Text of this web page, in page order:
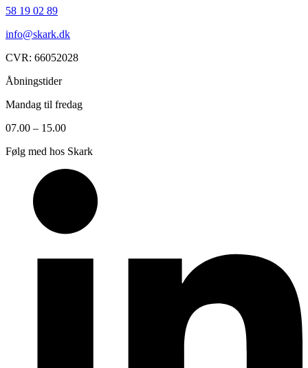
58 19 02 89
info@skark.dk
CVR: 66052028
Åbningstider
Mandag til fredag
07.00 – 15.00
Følg med hos Skark